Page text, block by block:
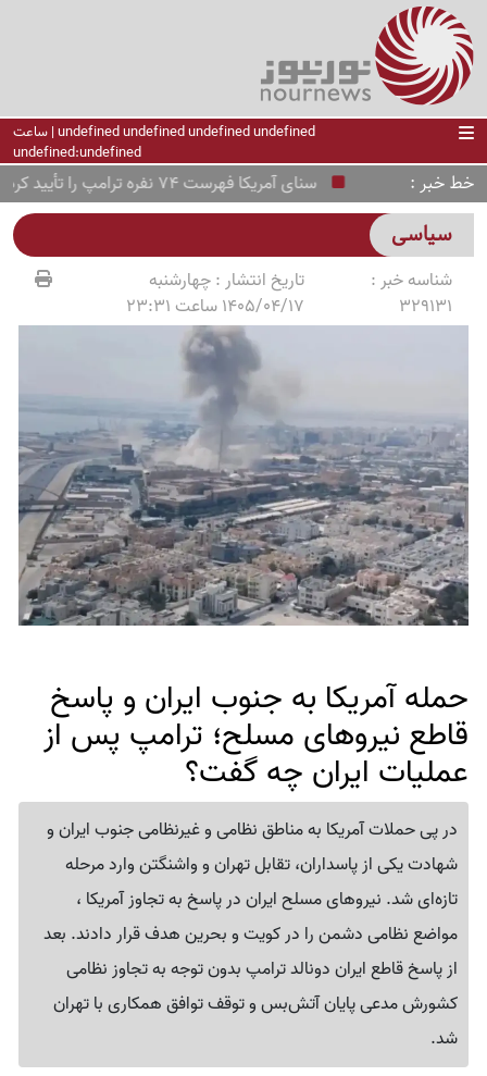
undefined undefined undefined undefined | ساعت
undefined:undefined
خط خبر سنای آمریکا فهرست 74 نفره ترامپ را تأیید کرد؛ چه کسانی در این لیست قرار دارند؟
سیاسی
شناسه خبر :
329131
تاریخ انتشار :چهارشنبه
1405/04/17 ساعت 23:31
حمله آمریکا به جنوب ایران و پاسخ
قاطع نیروهای مسلح؛ ترامپ پس از
عملیات ایران چه گفت؟
در پی حملات آمریکا به مناطق نظامی و غیرنظامی جنوب ایران و
شهادت یکی از پاسداران، تقابل تهران و واشنگتن وارد مرحله
تازه‌ای شد. نیروهای مسلح ایران در پاسخ به تجاوز آمریکا ،
مواضع نظامی دشمن را در کویت و بحرین هدف قرار دادند. بعد
از پاسخ قاطع ایران دونالد ترامپ بدون توجه به تجاوز نظامی
کشورش مدعی پایان آتش‌بس و توقف توافق همکاری با تهران
شد.